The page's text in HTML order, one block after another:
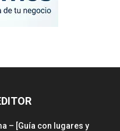
– [Guía con lugares y